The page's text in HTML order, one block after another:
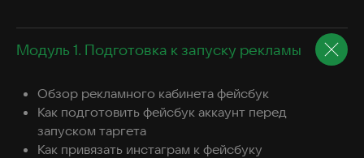
Модуль 1. Подготовка к запуску рекламы
Обзор рекламного кабинета фейсбук
Как подготовить фейсбук аккаунт перед
запуском таргета
Как привязать инстаграм к фейсбуку